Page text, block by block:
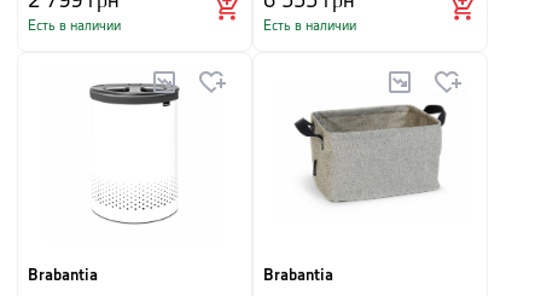
Есть в наличии Есть в наличии
Brabantia
Brabantia